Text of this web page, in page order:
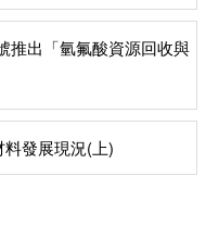
推出「氫氟酸資源回收與
發展現況(上)